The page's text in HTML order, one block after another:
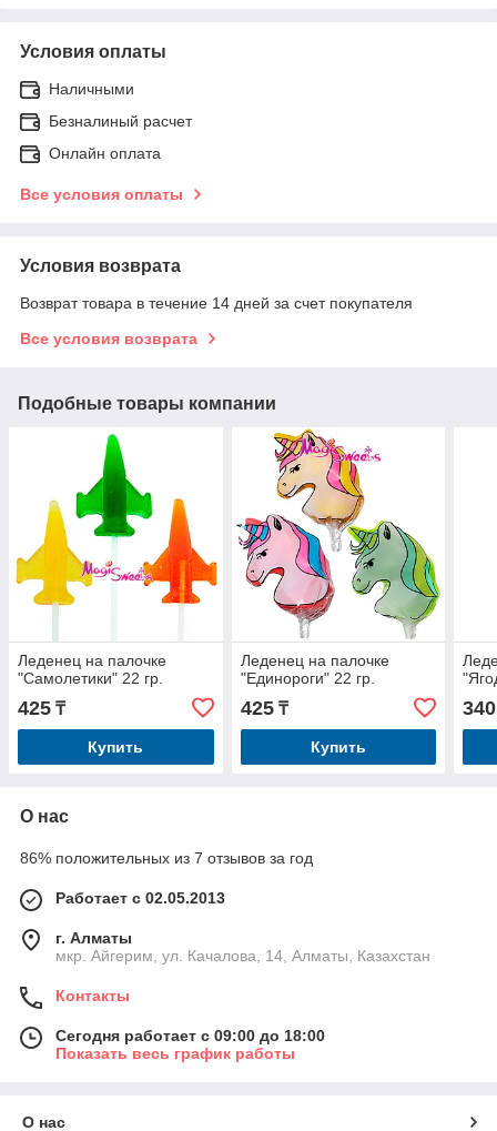
Условия оплаты
Наличными
Безналиный расчет
Онлайн оплата
Все условия оплаты
Условия возврата
Возврат товара в течение 14 дней за счет покупателя
Все условия возврата
Подобные товары компании
Леденец на палочке
"Самолетики" 22 гр.
425 ₸
Купить
Леденец на палочке
"Единороги" 22 гр.
425₸
Купить
340
О нас
86% положительных из 7 отзывов за год
Работает с 02.05.2013
г. Алматы
мкр. Айгерим, ул. Качалова, 14, Алматы, Казахстан
Контакты
Сегодня работает с 09:00 до 18:00
Показать весь график работы
О нас